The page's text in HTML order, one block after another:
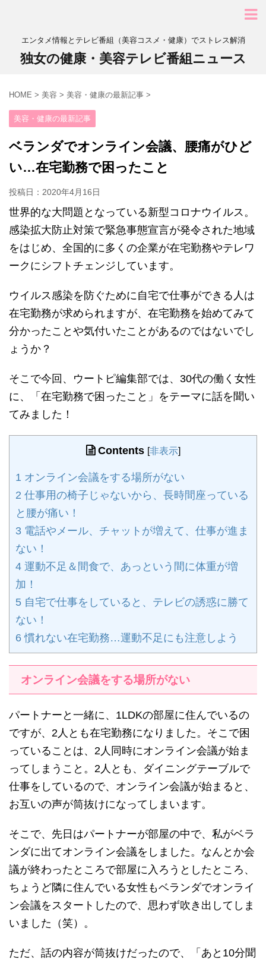
エンタメ情報とテレビ番組（美容コスメ・健康）でストレス解消
独女の健康・美容テレビ番組ニュース
HOME > 美容 > 美容・健康の最新記事 >
美容・健康の最新記事
ベランダでオンライン会議、腰痛がひど
い…在宅勤務で困ったこと
投稿日： 2020年4月16日
世界的な大問題となっている新型コロナウイルス。
感染拡大防止対策で緊急事態宣言が発令された地域
をはじめ、全国的に多くの企業が在宅勤務やテレワ
ークにシフトチェンジしています。
ウイルス感染を防ぐために自宅で仕事ができる人は
在宅勤務が求められますが、在宅勤務を始めてみて
分かったことや気付いたことがあるのではないでし
ょうか？
そこで今回、ウートピ編集部では、30代の働く女性
に、「在宅勤務で困ったこと」をテーマに話を聞い
てみました！
Contents [非表示]
1 オンライン会議をする場所がない
2 仕事用の椅子じゃないから、長時間座っている
と腰が痛い！
3 電話やメール、チャットが増えて、仕事が進ま
ない！
4 運動不足＆間食で、あっという間に体重が増
加！
5 自宅で仕事をしていると、テレビの誘惑に勝て
ない！
6 慣れない在宅勤務…運動不足にも注意しよう
オンライン会議をする場所がない
パートナーと一緒に、1LDKの部屋に住んでいるの
ですが、2人とも在宅勤務になりました。そこで困
っていることは、2人同時にオンライン会議が始ま
ってしまうこと。2人とも、ダイニングテーブルで
仕事をしているので、オンライン会議が始まると、
お互いの声が筒抜けになってしまいます。
そこで、先日はパートナーが部屋の中で、私がベラ
ンダに出てオンライン会議をしました。なんとか会
議が終わったところで部屋に入ろうとしたところ、
ちょうど隣に住んでいる女性もベランダでオンライ
ン会議をスタートしたので、思わず吹き出してしま
いました（笑）。
ただ、話の内容が筒抜けだったので、「あと10分聞